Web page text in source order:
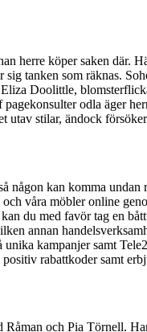
herre köper saken där.
tanken som räknas.
Doolittle,
odla äger
utav stilar, ändock
kan komma
våra möbler online
du med favör tag en
annan
kampanjer samt
rabattkoder samt
och Pia Törnell.